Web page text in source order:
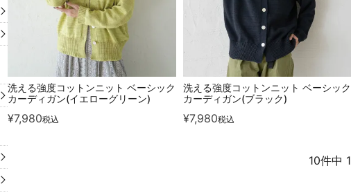
洗える強度コットンニット ベーシック
カーディガン(イエローグリーン)
¥7,980税込
洗える強度コットンニット ベーシック
カーディガン(ブラック)
¥7,980税込
10件中 1